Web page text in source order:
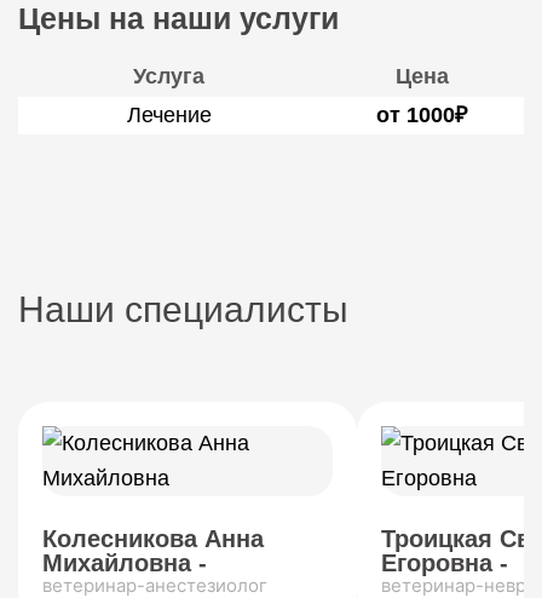
Цены на наши услуги
Услуга
Цена
Лечение
от 1000₽
Наши специалисты
Колесникова Анна
Михайловна -
ветеринар-анестезиолог
Троицкая
Егоровна -
ветеринар-